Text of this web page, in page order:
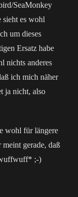
SeaMonkey
sieht es wohl
um dieses
Ersatz habe
nichts anderes
ich mich näher
ja nicht, also
wohl für längere
gerade, daß
;-)